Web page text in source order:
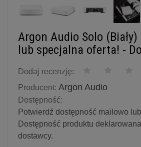
Argon Audio Solo (Biały)
lub specjalna oferta! -
Dodaj recenzję:
Producent: Argon Audio
Dostępność:
Potwierdź dostępność mailowo
Dostępność produktu
dostawcy.